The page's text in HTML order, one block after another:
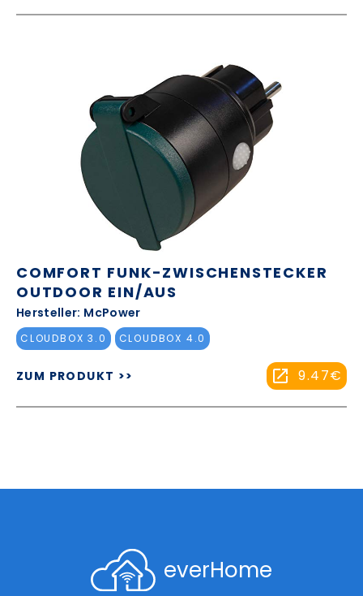
COMFORT FUNK-ZWISCHENSTECKER
OUTDOOR EIN/AUS
Hersteller: McPower
CLOUDBOX 3.0 CLOUDBOX 4.0
ZUM PRODUKT >> 9.47€
everHome